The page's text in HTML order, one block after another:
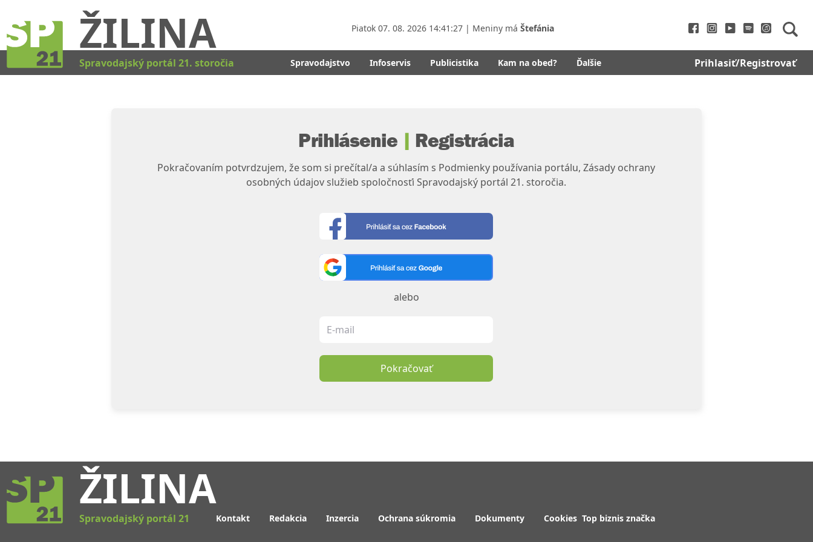
ŽILINA Piatok 07. 08. 2026 14:41:28 | Meniny má Štefánia
Spravodajský portál 21. storočia Spravodajstvo Infoservis Publicistika Kam na obed? Ďalšie Prihlasiť/Registrovať
Prihlásenie | Registrácia
Pokračovaním potvrdzujem, že som si prečítal/a a súhlasím s Podmienky používania portálu, Zásady ochrany
osobných údajov služieb spoločnosťi Spravodajský portál 21. storočia.
alebo
Pokračovať
ŽILINA
Spravodajský portál 21 Kontakt Redakcia Inzercia Ochrana súkromia Dokumenty Cookies Top biznis značka